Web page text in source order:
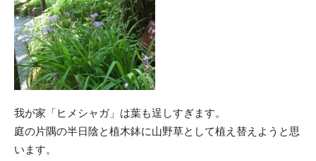
我が家「ヒメシャガ」は葉も逞しすぎます。
庭の片隅の半日陰と植木鉢に山野草として植え替えようと思
います。